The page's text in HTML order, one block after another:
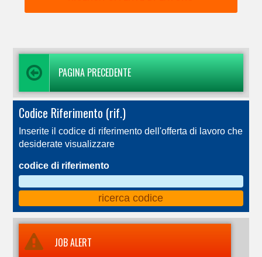
PAGINA PRECEDENTE
Codice Riferimento (rif.)
Inserite il codice di riferimento dell'offerta di lavoro che
desiderate visualizzare
codice di riferimento
JOB ALERT